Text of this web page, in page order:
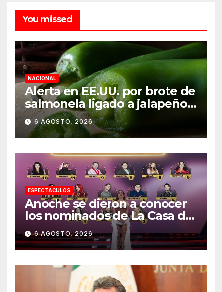
You missed
NACIONAL
Alerta en EE.UU. por brote de
salmonela ligado a jalapeños
mexicanos; reportan 345
casos
6 AGOSTO, 2026
ESPECTACULOS
Anoche se dieron a conocer
los nominados de La Casa de
los Famosos México 2026 en
la segunda semana
6 AGOSTO, 2026